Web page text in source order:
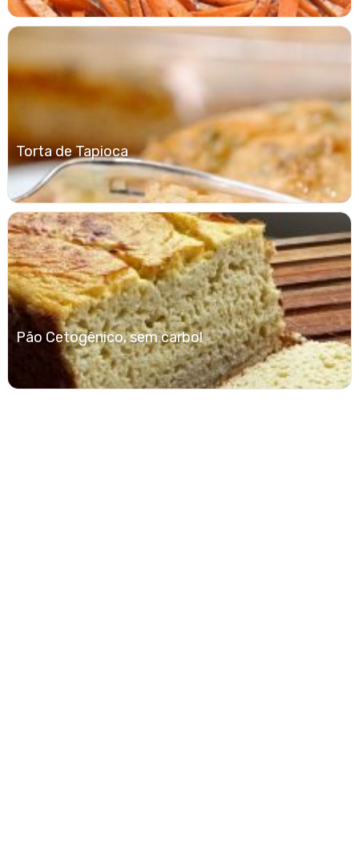
Torta de Tapioca
Pão Cetogênico, sem carbo!